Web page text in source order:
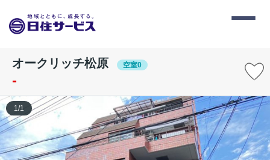
オークリッチ松原 空室0
-
1/1